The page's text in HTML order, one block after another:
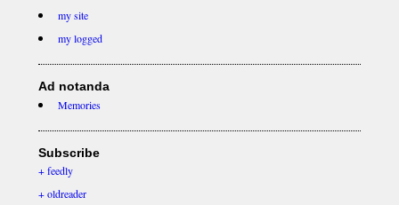
my site
my logged
Ad notanda
Memories
Subscribe
+ feedly
+ oldreader